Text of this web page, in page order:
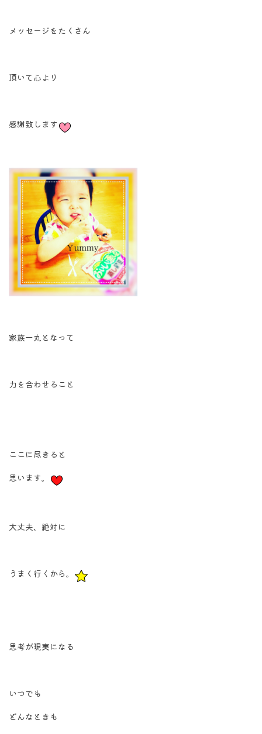
メッセージをたくさん
頂いて心より
感謝致します
家族一丸となって
力を合わせること
ここに尽きると
思います。
大丈夫、絶対に
うまく行くから。
思考が現実になる
いつでも
どんなときも